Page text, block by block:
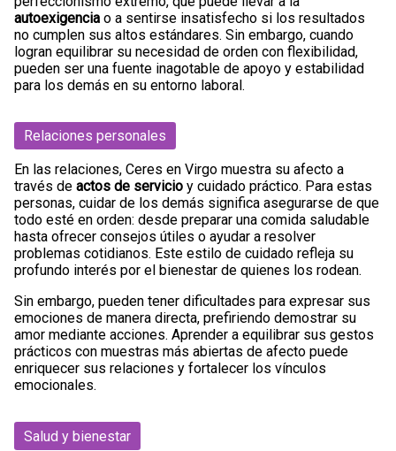
autoexigencia o a sentirse insatisfecho si los resultados
no cumplen sus altos estándares. Sin embargo, cuando
logran equilibrar su necesidad de orden con flexibilidad,
pueden ser una fuente inagotable de apoyo y estabilidad
para los demás en su entorno laboral.
Relaciones personales
En las relaciones, Ceres en Virgo muestra su afecto a
través de actos de servicio y cuidado práctico. Para estas
personas, cuidar de los demás significa asegurarse de que
todo esté en orden: desde preparar una comida saludable
hasta ofrecer consejos útiles o ayudar a resolver
problemas cotidianos. Este estilo de cuidado refleja su
profundo interés por el bienestar de quienes los rodean.
Sin embargo, pueden tener dificultades para expresar sus
emociones de manera directa, prefiriendo demostrar su
amor mediante acciones. Aprender a equilibrar sus gestos
prácticos con muestras más abiertas de afecto puede
enriquecer sus relaciones y fortalecer los vínculos
emocionales.
Salud y bienestar